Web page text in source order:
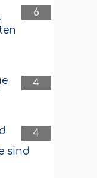
6
4
4
sind